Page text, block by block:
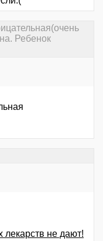
Ребенок
лекарств не дают!